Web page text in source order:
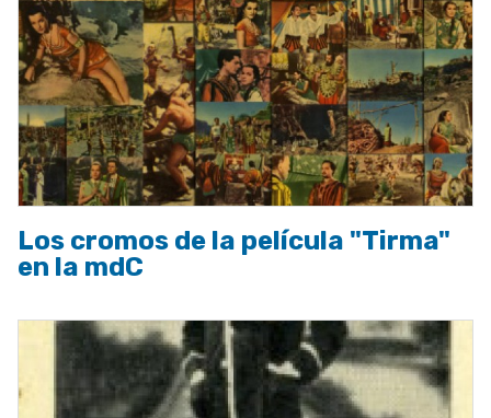
Los cromos de la película "Tirma"
en la mdC